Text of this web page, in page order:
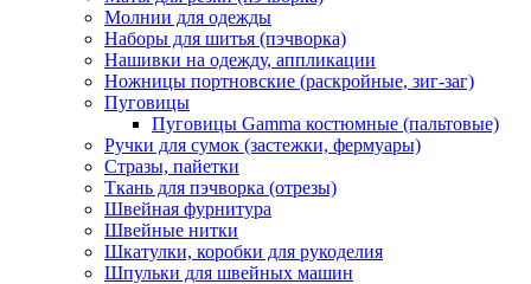
Молнии для одежды
Наборы для шитья (пэчворка)
Нашивки на одежду, аппликации
Ножницы портновские (раскройные, зиг-заг)
Пуговицы
Пуговицы Gamma костюмные (пальтовые)
Ручки для сумок (застежки, фермуары)
Стразы, пайетки
Ткань для пэчворка (отрезы)
Швейная фурнитура
Швейные нитки
Шкатулки, коробки для рукоделия
Шпульки для швейных машин